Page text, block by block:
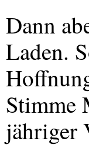
Dann
Laden.
Stimme
jähriger